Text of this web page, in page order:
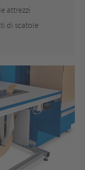
attrezzi
di scatole